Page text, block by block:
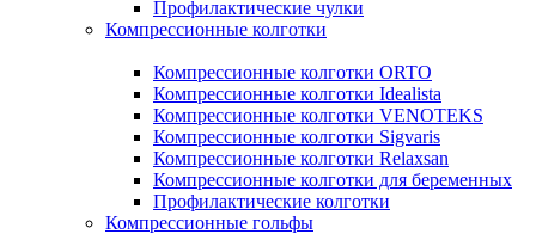
Профилактические чулки
Компрессионные колготки
Компрессионные колготки ORTO
Компрессионные колготки Idealista
Компрессионные колготки VENOTEKS
Компрессионные колготки Sigvaris
Компрессионные колготки Relaxsan
Компрессионные колготки для беременных
Профилактические колготки
Компрессионные гольфы